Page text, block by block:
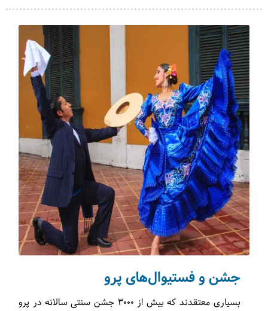
جشن و فستیوال‌های پرو
بسیاری معتقدند که بیش از ۳۰۰۰ جشن سنتی سالانه در پرو